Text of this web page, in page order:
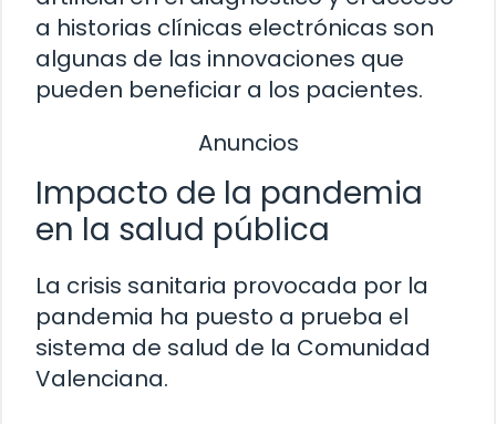
a historias clínicas electrónicas son
algunas de las innovaciones que
pueden beneficiar a los pacientes.
Anuncios
Impacto de la pandemia
en la salud pública
La crisis sanitaria provocada por la
pandemia ha puesto a prueba el
sistema de salud de la Comunidad
Valenciana.